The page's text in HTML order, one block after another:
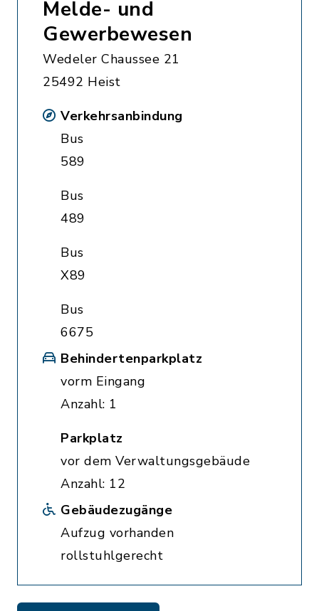
Melde- und
Gewerbewesen
Wedeler Chaussee 21
25492 Heist
Verkehrsanbindung
Bus
589
Bus
489
Bus
X89
Bus
6675
Behindertenparkplatz
vorm Eingang
Anzahl: 1
Parkplatz
vor dem Verwaltungsgebäude
Anzahl: 12
Gebäudezugänge
Aufzug vorhanden
rollstuhlgerecht